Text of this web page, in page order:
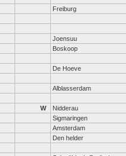
Freiburg
Joensuu
Boskoop
De Hoeve
Alblasserdam
W Nidderau
Sigmaringen
Amsterdam
Den helder